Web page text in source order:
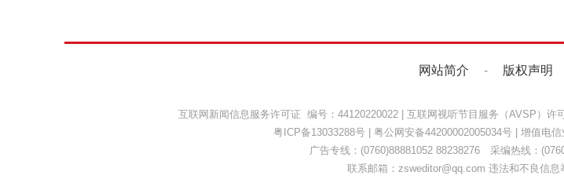
网站简介 - 版权声明
互联网新闻信息服务许可证 编号：44120220022 互联网视听节目服务（AVSP）许
粤ICP备13033288号| 粤公网安备44200002005034号| 增值电信
广告专线：(0760)88881052 88238276 采编热线：
联系邮箱：zsweditor@qq.com 违法和不良信息